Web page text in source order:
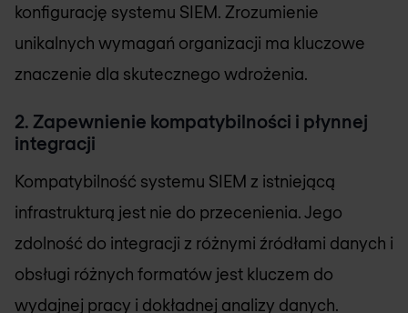
konfigurację systemu SIEM. Zrozumienie
unikalnych wymagań organizacji ma kluczowe
znaczenie dla skutecznego wdrożenia.
2. Zapewnienie kompatybilności i płynnej
integracji
Kompatybilność systemu SIEM z istniejącą
infrastrukturą jest nie do przecenienia. Jego
zdolność do integracji z różnymi źródłami danych i
obsługi różnych formatów jest kluczem do
wydajnej pracy i dokładnej analizy danych.